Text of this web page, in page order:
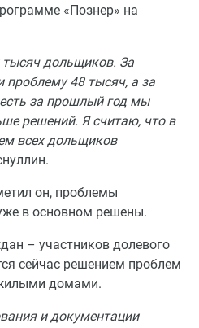
«Познер» на
тысяч дольщиков. За
48 тысяч, а за
за прошлый год мы
решений. Я считаю, что в
всех дольщиков
он, проблемы
в основном решены.
– участников долевого
сейчас решением проблем
домами.
и документации